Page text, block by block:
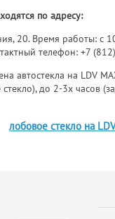
по адресу:
20. Время работы: с
телефон:+7
автостекла на LDV
до 2-3х часов
лобовое стекло на